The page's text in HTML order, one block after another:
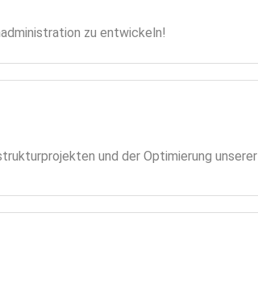
zu entwickeln!
und der Optimierung unserer